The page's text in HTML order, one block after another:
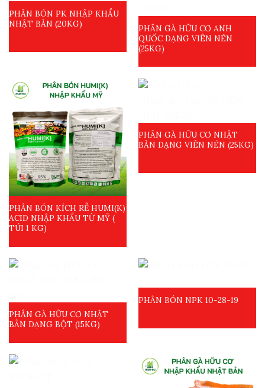
PHÂN BÓN PK NHẬP KHẨU
NHẬT BẢN (20KG)
PHÂN GÀ HỮU CƠ ANH
QUỐC DẠNG VIÊN NÉN
(25KG)
PHÂN BÓN KÍCH RỄ HUMI(K)
ACID NHẬP KHẨU TỪ MỸ (
TÚI 1 KG)
PHÂN GÀ HỮU CƠ NHẬT
BẢN DẠNG VIÊN NÉN (25KG)
PHÂN GÀ HỮU CƠ NHẬT
BẢN DẠNG BỘT (15KG)
PHÂN BÓN NPK 10-28-19